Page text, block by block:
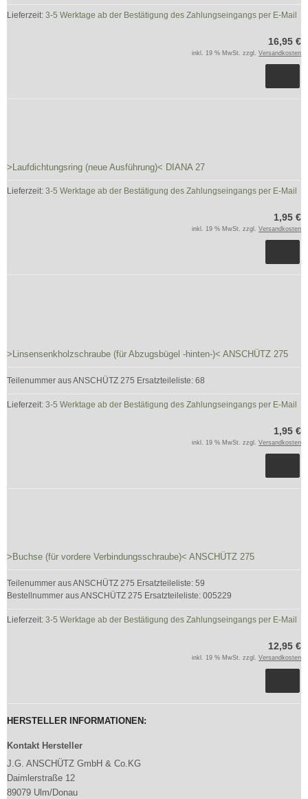
Lieferzeit: 3-5 Werktage ab der Bestätigung des Zahlungseingangs per E-Mail
16,95 €
inkl. 19 % MwSt. zzgl. Versandkosten
>Laufdichtungsring (neue Ausführung)< DIANA 27
Lieferzeit: 3-5 Werktage ab der Bestätigung des Zahlungseingangs per E-Mail
1,95 €
inkl. 19 % MwSt. zzgl. Versandkosten
>Linsensenkholzschraube (für Abzugsbügel -hinten-)< ANSCHÜTZ 275
Teilenummer aus ANSCHÜTZ 275 Ersatzteileliste: 68
Lieferzeit: 3-5 Werktage ab der Bestätigung des Zahlungseingangs per E-Mail
1,95 €
inkl. 19 % MwSt. zzgl. Versandkosten
>Buchse (für vordere Verbindungsschraube)< ANSCHÜTZ 275
Teilenummer aus ANSCHÜTZ 275 Ersatzteileliste: 59
Bestellnummer aus ANSCHÜTZ 275 Ersatzteileliste: 005229
Lieferzeit: 3-5 Werktage ab der Bestätigung des Zahlungseingangs per E-Mail
12,95 €
inkl. 19 % MwSt. zzgl. Versandkosten
HERSTELLER INFORMATIONEN:
Kontakt Hersteller
J.G. ANSCHÜTZ GmbH & Co.KG
Daimlerstraße 12
89079 Ulm/Donau